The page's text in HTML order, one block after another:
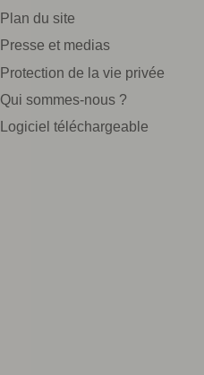
Plan du site
Presse et medias
Protection de la vie privée
Qui sommes-nous ?
Logiciel téléchargeable